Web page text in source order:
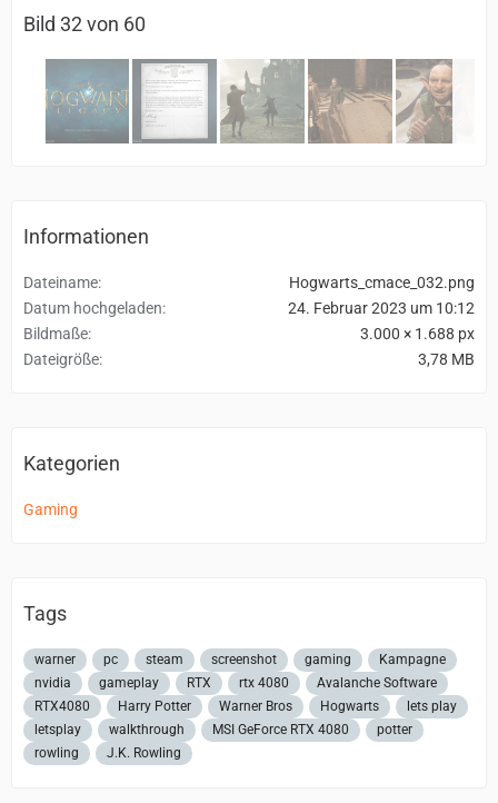
Bild 32 von 60
Informationen
Dateiname
Hogwarts_cmace_032.png
Datum hochgeladen
24. Februar 2023 um 10:12
Bildmaße
3.000 × 1.688 px
Dateigröße
3,78 MB
Kategorien
Gaming
Tags
warner pc steam screenshot gaming
Kampagne
nvidia
gameplay RTX rtx 4080
Avalanche Software
RTX4080
Harry Potter Warner Bros Hogwarts
lets play
letsplay
walkthrough MSI GeForce RTX 4080
potter
rowling
J.K. Rowling